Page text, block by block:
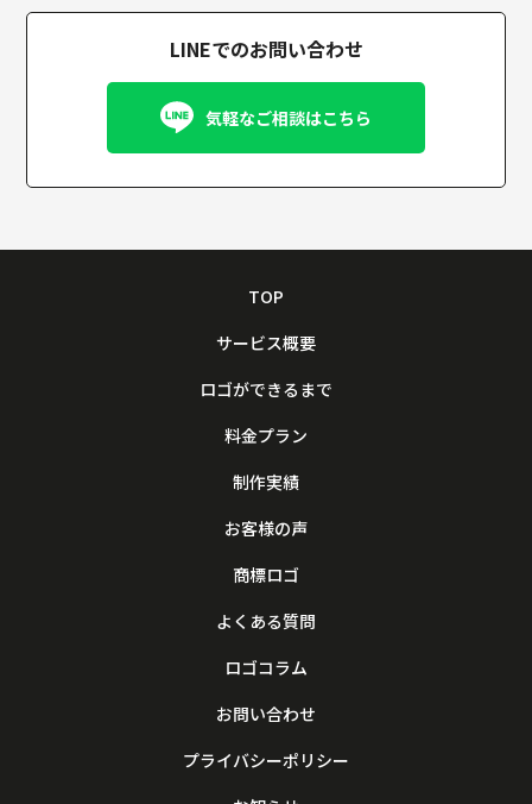
LINEでのお問い合わせ
気軽なご相談はこちら
TOP
サービス概要
ロゴができるまで
料金プラン
制作実績
お客様の声
商標ロゴ
よくある質問
ロゴコラム
お問い合わせ
プライバシーポリシー